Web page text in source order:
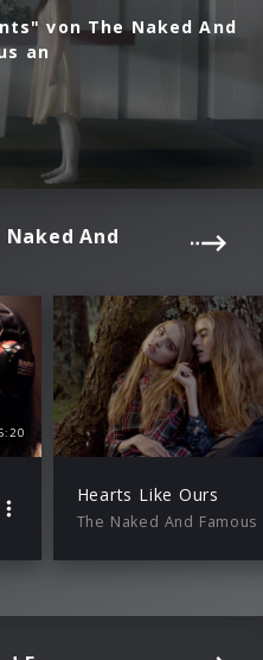
von The Naked And
an
And
Hearts Like Ours
The Naked And Famous